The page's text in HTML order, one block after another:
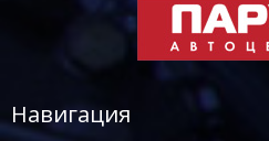
Навигация